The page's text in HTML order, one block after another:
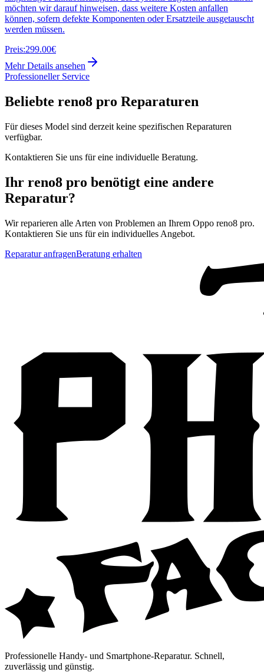
möchten wir darauf hinweisen, dass weitere Kosten anfallen
können, sofern defekte Komponenten oder Ersatzteile ausgetauscht
werden müssen.
Preis:299.00€
Mehr Details ansehen
Professioneller Service
Beliebte reno8 pro Reparaturen
Für dieses Model sind derzeit keine spezifischen Reparaturen
verfügbar.
Kontaktieren Sie uns für eine individuelle Beratung.
Ihr reno8 pro benötigt eine andere
Reparatur?
Wir reparieren alle Arten von Problemen an Ihrem Oppo reno8 pro.
Kontaktieren Sie uns für ein individuelles Angebot.
Reparatur anfragenBeratung erhalten
Professionelle Handy- und Smartphone-Reparatur. Schnell,
zuverlässig und günstig.